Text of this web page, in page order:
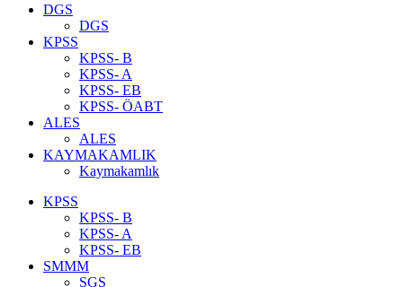
DGS
DGS
KPSS
KPSS- B
KPSS- A
KPSS- EB
KPSS- ÖABT
ALES
ALES
KAYMAKAMLIK
Kaymakamlık
KPSS
KPSS- B
KPSS- A
KPSS- EB
SMMM
SGS